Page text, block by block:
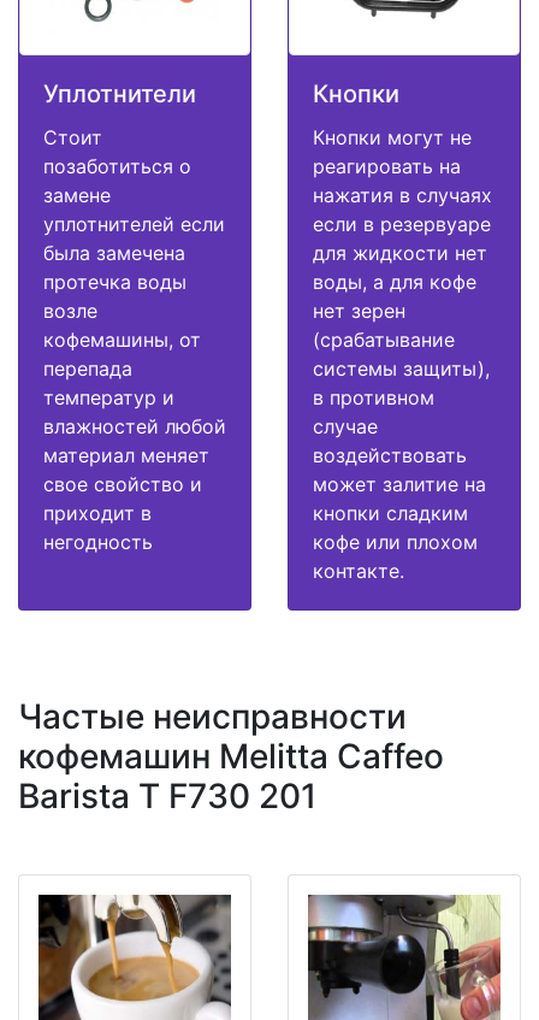
Уплотнители
Стоит
позаботиться о
замене
уплотнителей если
была замечена
протечка воды
возле
кофемашины, от
перепада
температур и
влажностей любой
материал меняет
свое свойство и
приходит в
негодность
Кнопки
Кнопки могут не
реагировать на
нажатия в случаях
если в резервуаре
для жидкости нет
воды, а для кофе
нет зерен
(срабатывание
системы защиты),
в противном
случае
воздействовать
может залитие на
кнопки сладким
кофе или плохом
контакте.
Частые неисправности
кофемашин Melitta Caffeo
Barista T F730 201